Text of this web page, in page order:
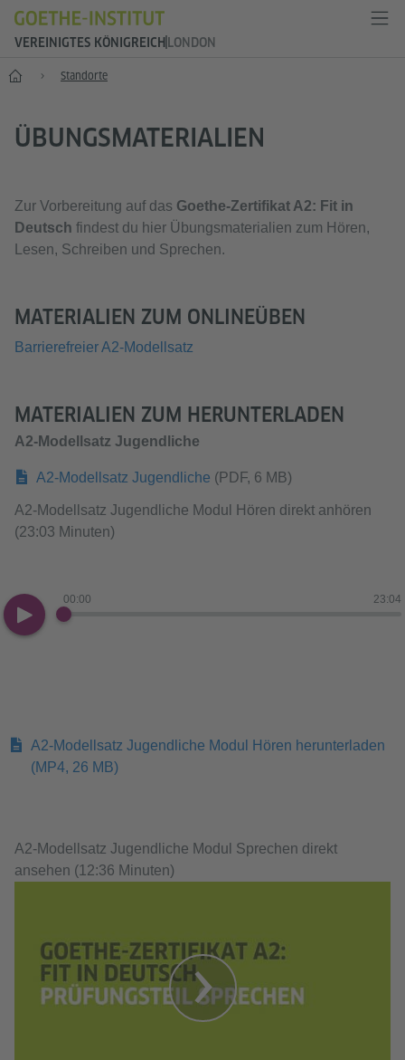
VEREINIGTES KÖNIGREICH LONDON
Start Standorte
ÜBUNGSMATERIALIEN
Zur Vorbereitung auf das Goethe-Zertifikat A2: Fit in
Deutsch findest du hier Übungsmaterialien zum Hören,
Lesen, Schreiben und Sprechen.
MATERIALIEN ZUM ONLINEÜBEN
Barrierefreier A2-Modellsatz
MATERIALIEN ZUM HERUNTERLADEN
A2-Modellsatz Jugendliche
A2-Modellsatz Jugendliche (PDF, 6 MB)
A2-Modellsatz Jugendliche Modul Hören direkt anhören
(23:03 Minuten)
00:00 23:04
A2-Modellsatz Jugendliche Modul Hören herunterladen
(MP4, 26 MB)
A2-Modellsatz Jugendliche Modul Sprechen direkt
ansehen (12:36 Minuten)